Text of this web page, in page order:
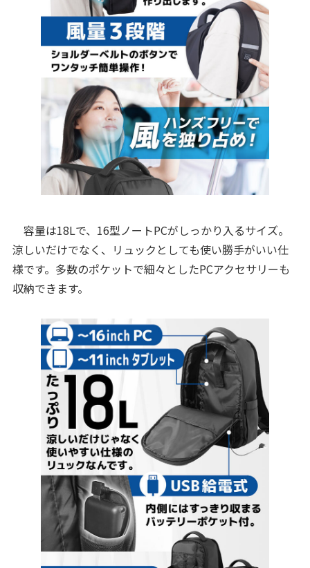
容量は18Lで、16型ノートPCがしっかり入るサイズ。
涼しいだけでなく、リュックとしても使い勝手がいい仕
様です。多数のポケットで細々としたPCアクセサリーも
収納できます。